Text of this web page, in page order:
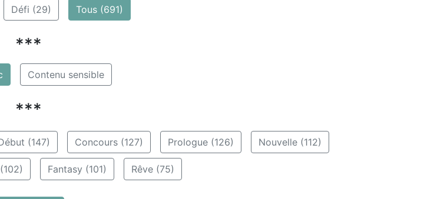
Défi (29) Tous (691)
***
Contenu sensible
***
(147) Concours (127) Prologue (126) Nouvelle (112)
Fantasy (101) Rêve (75)